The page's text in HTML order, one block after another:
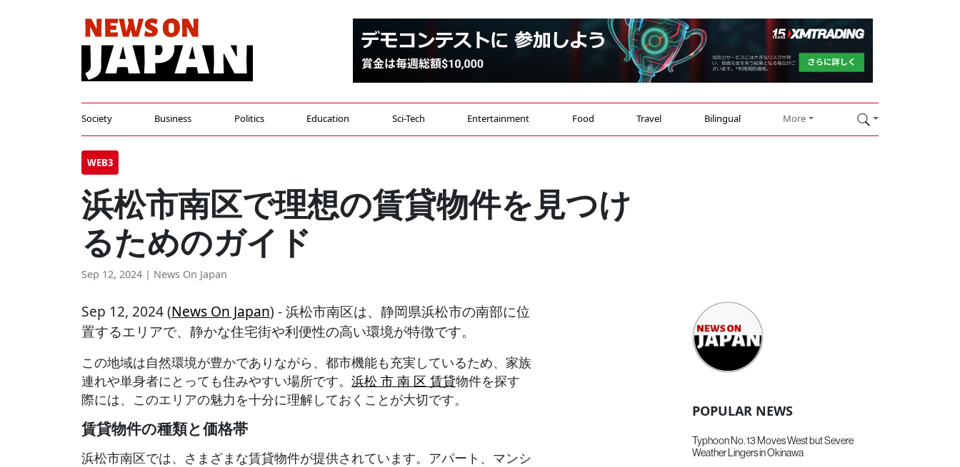
Society Business Politics Education Sci-Tech Entertainment Food Travel Bilingual More
WEB3
浜松市南区で理想の賃貸物件を見つけ
るためのガイド
Sep 12, 2024 | News On Japan
Sep 12, 2024 (News On Japan) - 浜松市南区は、静岡県浜松市の南部に位
置するエリアで、静かな住宅街や利便性の高い環境が特徴です。
この地域は自然環境が豊かでありながら、都市機能も充実しているため、家族
連れや単身者にとっても住みやすい場所です。 浜松 市 南 区 賃貸物件を探す
際には、このエリアの魅力を十分に理解しておくことが大切です。
賃貸物件の種類と価格帯
浜松市南区では、さまざまな賃貸物件が提供されています。アパート、マンシ
POPULAR NEWS
Typhoon No. 13 Moves West but Severe
Weather Lingers in Okinawa